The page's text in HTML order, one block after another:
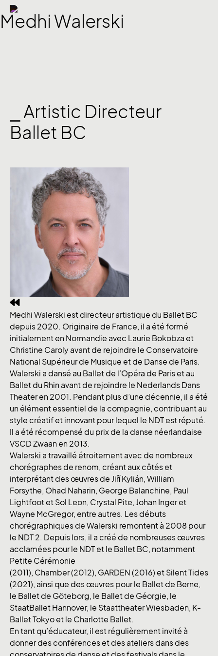
Medhi Walerski
⎯ Artistic Directeur
Ballet BC
Medhi Walerski est directeur artistique du Ballet BC
depuis 2020. Originaire de France, il a été formé
initialement en Normandie avec Laurie Bokobza et
Christine Caroly avant de rejoindre le Conservatoire
National Supérieur de Musique et de Danse de Paris.
Walerski a dansé au Ballet de l’Opéra de Paris et au
Ballet du Rhin avant de rejoindre le Nederlands Dans
Theater en 2001. Pendant plus d’une décennie, il a été
un élément essentiel de la compagnie, contribuant au
style créatif et innovant pour lequel le NDT est réputé.
Il a été récompensé du prix de la danse néerlandaise
VSCD Zwaan en 2013.
Walerski a travaillé étroitement avec de nombreux
chorégraphes de renom, créant aux côtés et
interprétant des œuvres de Jiří Kylián, William
Forsythe, Ohad Naharin, George Balanchine, Paul
Lightfoot et Sol Leon, Crystal Pite, Johan Inger et
Wayne McGregor, entre autres. Les débuts
chorégraphiques de Walerski remontent à 2008 pour
le NDT 2. Depuis lors, il a créé de nombreuses œuvres
acclamées pour le NDT et le Ballet BC, notamment
Petite Cérémonie
(2011), Chamber (2012), GARDEN (2016) et Silent Tides
(2021), ainsi que des œuvres pour le Ballet de Berne,
le Ballet de Göteborg, le Ballet de Géorgie, le
StaatBallet Hannover, le Staattheater Wiesbaden, K-
Ballet Tokyo et le Charlotte Ballet.
En tant qu’éducateur, il est régulièrement invité à
donner des conférences et des ateliers dans des